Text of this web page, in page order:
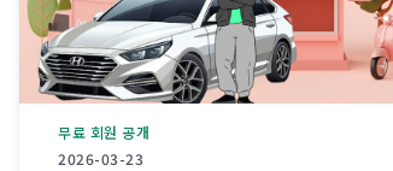
2026-03-23
무료 회원 공개